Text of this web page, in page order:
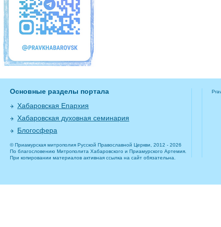
Основные разделы портала
Хабаровская Епархия
Хабаровская духовная семинария
Блогосфера
© Приамурская митрополия Русской Православной Церкви, 2012 - 2026
По благословению Митрополита Хабаровского и Приамурского Артемия.
При копировании материалов активная ссылка на сайт обязательна.